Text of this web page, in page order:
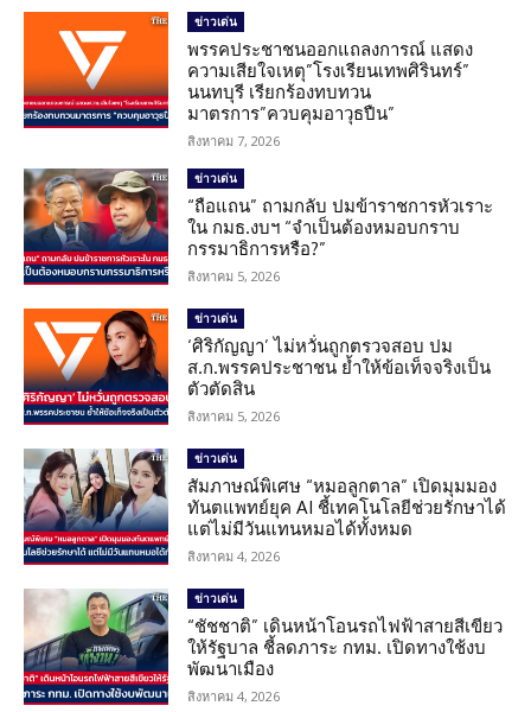
ข่าวเด่น
พรรคประชาชนออกแถลงการณ์ แสดง
ความเสียใจเหตุ”โรงเรียนเทพศิรินทร์”
นนทบุรี เรียกร้องทบทวน
มาตรการ”ควบคุมอาวุธปืน”
สิงหาคม 7, 2026
ข่าวเด่น
“ถือแถน” ถามกลับ ปมข้าราชการหัวเราะ
ใน กมธ.งบฯ “จำเป็นต้องหมอบกราบ
กรรมาธิการหรือ?”
สิงหาคม 5, 2026
ข่าวเด่น
‘ศิริกัญญา’ ไม่หวั่นถูกตรวจสอบ ปม
ส.ก.พรรคประชาชน ย้ำให้ข้อเท็จจริงเป็น
ตัวตัดสิน
สิงหาคม 5, 2026
ข่าวเด่น
สัมภาษณ์พิเศษ “หมอลูกตาล” เปิดมุมมอง
ทันตแพทย์ยุค AI ชี้เทคโนโลยีช่วยรักษาได้
แต่ไม่มีวันแทนหมอได้ทั้งหมด
สิงหาคม 4, 2026
ข่าวเด่น
“ชัชชาติ” เดินหน้าโอนรถไฟฟ้าสายสีเขียว
ให้รัฐบาล ชี้ลดภาระ กทม. เปิดทางใช้งบ
พัฒนาเมือง
สิงหาคม 4, 2026